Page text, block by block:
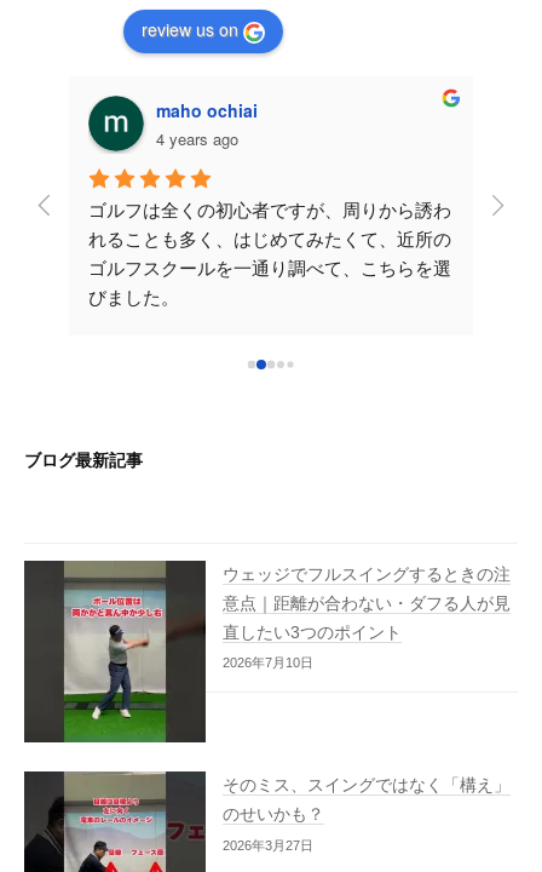
review us on
ス
し
maho ochiai
4 years ago
ゴルフは全くの初心者ですが、周りから誘わ
れることも多く、はじめてみたくて、近所の
ゴルフスクールを一通り調べて、こちらを選
びました。
いです。次のレッスンも楽しみです！こちら
こ
ブログ最新記事
ウェッジでフルスイングするときの注
意点｜距離が合わない・ダフる人が見
直したい3つのポイント
2026年7月10日
そのミス、スイングではなく「構え」
のせいかも？
2026年3月27日